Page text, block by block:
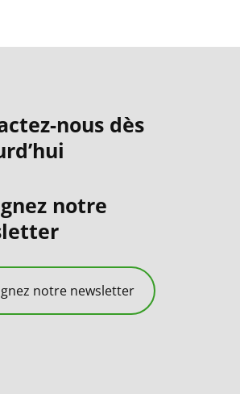
nous dès
notre
notre newsletter